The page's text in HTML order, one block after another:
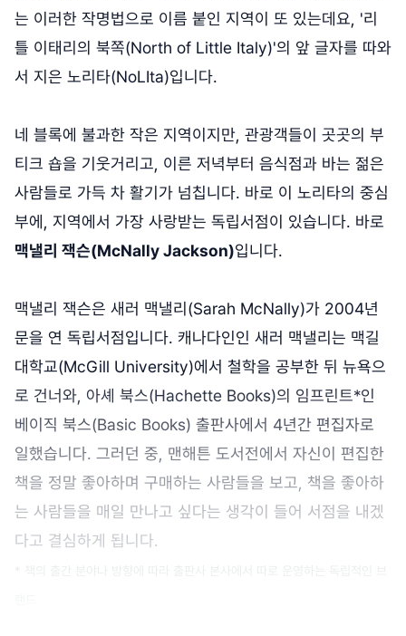
는 이러한 작명법으로 이름 붙인 지역이 또 있는데요, '리
틀 이태리의 북쪽(North of Little Italy)'의 앞 글자를 따와
서 지은 노리타(NoLIta)입니다.
네 블록에 불과한 작은 지역이지만, 관광객들이 곳곳의 부
티크 숍을 기웃거리고, 이른 저녁부터 음식점과 바는 젊은
사람들로 가득 차 활기가 넘칩니다. 바로 이 노리타의 중심
부에, 지역에서 가장 사랑받는 독립서점이 있습니다. 바로
맥낼리 잭슨(McNally Jackson)입니다.
맥낼리 잭슨은 새러 맥낼리(Sarah McNally)가 2004년
문을 연 독립서점입니다. 캐나다인인 새러 맥낼리는 맥길
대학교(McGill University)에서 철학을 공부한 뒤 뉴욕으
로 건너와, 아셰 북스(Hachette Books)의 임프린트*인
베이직 북스(Basic Books) 출판사에서 4년간 편집자로
일했습니다. 그러던 중, 맨해튼 도서전에서 자신이 편집한
책을 정말 좋아하며 구매하는 사람들을 보고, 책을 좋아하
는 사람들을 매일 만나고 싶다는 생각이 들어 서점을 내겠
다고 결심하게 됩니다.